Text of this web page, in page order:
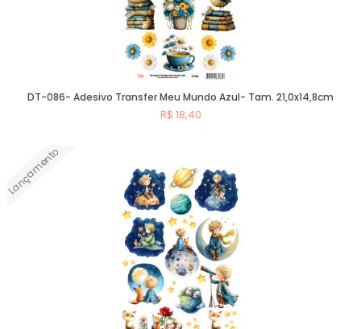
DT-086- Adesivo Transfer Meu Mundo Azul- Tam. 21,0x14,8cm
R$ 18,40
Lançamento